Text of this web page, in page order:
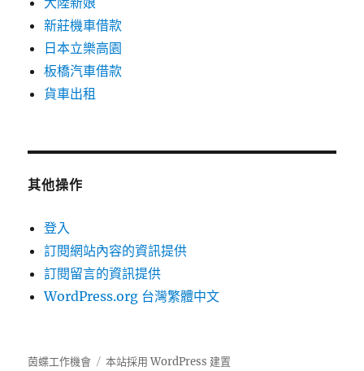
新莊機車借款
日本立樂高園
板橋汽車借款
貨車出租
其他操作
登入
訂閱網站內容的資訊提供
訂閱留言的資訊提供
WordPress.org 台灣繁體中文
茵蝶工作機會 本站採用 WordPress 建置